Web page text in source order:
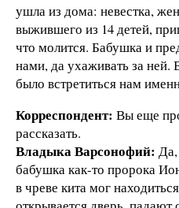
ушла из дома: невестка,
выжившего из 14 детей,
что молится. Бабушка и
нами, да ухаживать за ней.
было встретиться нам
Корреспондент: Вы еще
рассказать.
Владыка Варсонофий: Да,
бабушка как-то пророка
в чреве кита мог